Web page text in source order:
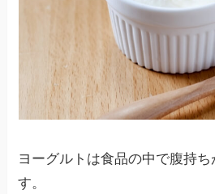
ヨーグルトは食品の中で腹持ち
す。